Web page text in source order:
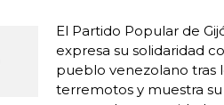
El Partido Popular de
expresa su solidaridad
pueblo venezolano tras
terremotos y muestra su